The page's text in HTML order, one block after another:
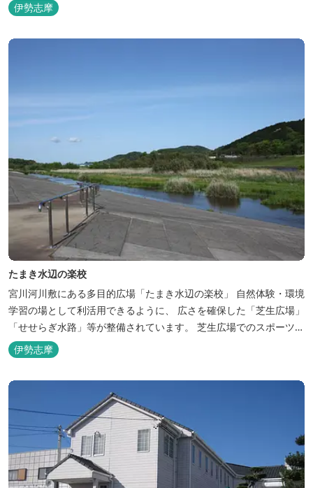
伊勢志摩
たまき水辺の楽校
宮川河川敷にある多目的広場「たまき水辺の楽校」 自然体験・環境
学習の場として利活用できるように、 広さを確保した「芝生広場」
「せせらぎ水路」等が整備されています。 芝生広場でのスポーツや
バーベキューはもちろん、 車での乗り入れも可能なため、オートキ
ャンプなどもお楽しみいただけます！ 火災防止のため、バーベキュ
ー･焚火等をする際は、 直火にならないように焚火台･コンロ等を
伊勢志摩